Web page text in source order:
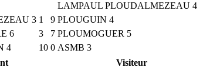
LAMPAUL PLOUDALMEZEAU 4
3 1 9 PLOUGUIN 4
6 3 7 PLOUMOGUER 5
4 10 0 ASMB 3
Visiteur